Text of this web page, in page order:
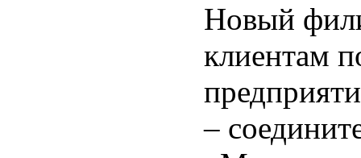
Новый
клиентам
–